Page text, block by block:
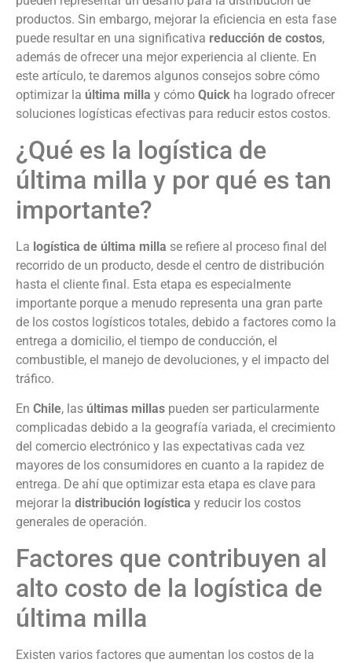
productos. Sin embargo, mejorar la eficiencia en esta fase
puede resultar en una significativa reducción de costos,
además de ofrecer una mejor experiencia al cliente. En
este artículo, te daremos algunos consejos sobre cómo
optimizar la última milla y cómo Quick ha logrado ofrecer
soluciones logísticas efectivas para reducir estos costos.
¿Qué es la logística de
última milla y por qué es tan
importante?
La logística de última milla se refiere al proceso final del
recorrido de un producto, desde el centro de distribución
hasta el cliente final. Esta etapa es especialmente
importante porque a menudo representa una gran parte
de los costos logísticos totales, debido a factores como la
entrega a domicilio, el tiempo de conducción, el
combustible, el manejo de devoluciones, y el impacto del
tráfico.
En Chile, las últimas millas pueden ser particularmente
complicadas debido a la geografía variada, el crecimiento
del comercio electrónico y las expectativas cada vez
mayores de los consumidores en cuanto a la rapidez de
entrega. De ahí que optimizar esta etapa es clave para
mejorar la distribución logística y reducir los costos
generales de operación.
Factores que contribuyen al
alto costo de la logística de
última milla
Existen varios factores que aumentan los costos de la